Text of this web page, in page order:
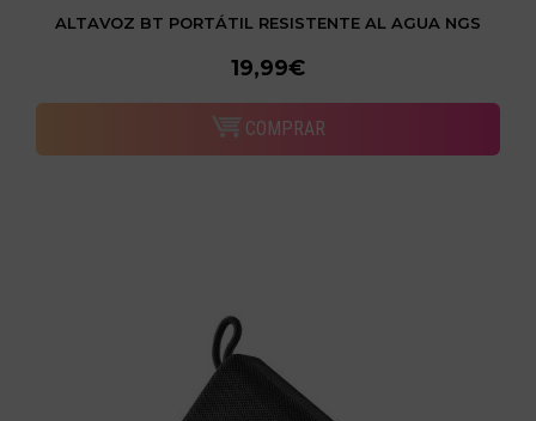
ALTAVOZ BT PORTÁTIL RESISTENTE AL AGUA NGS
19,99€
COMPRAR